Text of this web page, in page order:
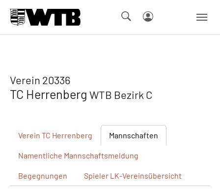
Verein 20336
TC Herrenberg WTB Bezirk C
Verein TC Herrenberg Mannschaften
Namentliche Mannschaftsmeldung
Begegnungen Spieler LK-Vereinsübersicht